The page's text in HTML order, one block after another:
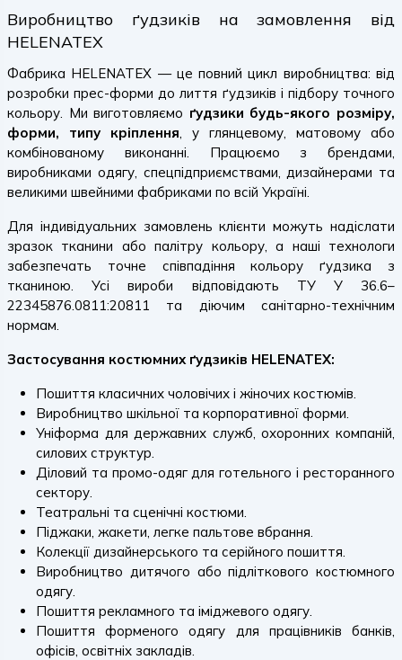
Виробництво ґудзиків на замовлення від
HELENATEX
Фабрика HELENATEX — це повний цикл виробництва: від
розробки прес-форми до лиття ґудзиків і підбору точного
кольору. Ми виготовляємо ґудзики будь-якого розміру,
форми, типу кріплення, у глянцевому, матовому або
комбінованому виконанні. Працюємо з брендами,
виробниками одягу, спецпідприємствами, дизайнерами та
великими швейними фабриками по всій Україні.
Для індивідуальних замовлень клієнти можуть надіслати
зразок тканини або палітру кольору, а наші технологи
забезпечать точне співпадіння кольору ґудзика з
тканиною. Усі вироби відповідають ТУ У 36.6–
22345876.0811:20811 та діючим санітарно-технічним
нормам.
Застосування костюмних ґудзиків HELENATEX:
Пошиття класичних чоловічих і жіночих костюмів.
Виробництво шкільної та корпоративної форми.
Уніформа для державних служб, охоронних компаній,
силових структур.
Діловий та промо-одяг для готельного і ресторанного
сектору.
Театральні та сценічні костюми.
Піджаки, жакети, легке пальтове вбрання.
Колекції дизайнерського та серійного пошиття.
Виробництво дитячого або підліткового костюмного
одягу.
Пошиття рекламного та іміджевого одягу.
Пошиття форменого одягу для працівників банків,
офісів, освітніх закладів.